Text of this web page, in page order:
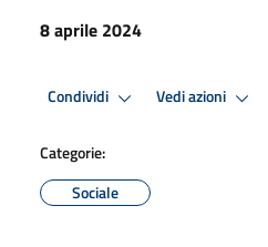
8 aprile 2024
Condividi Vedi azioni
Categorie:
Sociale